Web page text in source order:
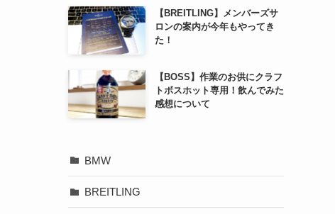
【BREITLING】メンバーズサ
ロンの案内が今年もやってき
た！
【BOSS】作業のお供にクラフ
トボスホット専用！飲んでみた
感想について
BMW
BREITLING